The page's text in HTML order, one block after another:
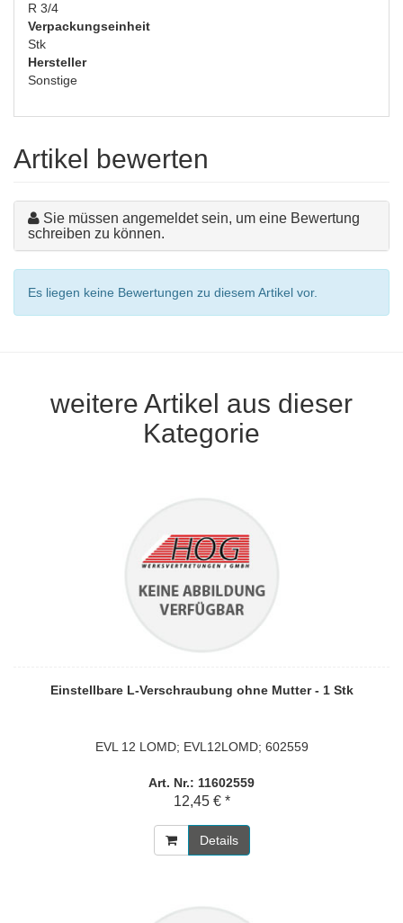
R 3/4
Verpackungseinheit
Stk
Hersteller
Sonstige
Artikel bewerten
Sie müssen angemeldet sein, um eine Bewertung
schreiben zu können.
Es liegen keine Bewertungen zu diesem Artikel vor.
weitere Artikel aus dieser
Kategorie
Einstellbare L-Verschraubung ohne Mutter - 1 Stk
EVL 12 LOMD; EVL12LOMD; 602559
Art. Nr.: 11602559
12,45 € *
Details